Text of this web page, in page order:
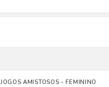
JOGOS AMISTOSOS - FEMININO